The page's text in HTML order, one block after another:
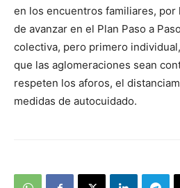
en los encuentros familiares, por
de avanzar en el Plan Paso a
colectiva, pero primero
que las aglomeraciones sean
respeten los aforos, el
medidas de autocuidado.